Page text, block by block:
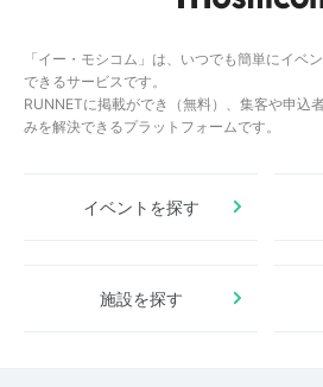
「イー・モシコム」は、いつでも簡単にイベ
できるサービスです。
RUNNETに掲載ができ（無料）、集客や申込
みを解決できるプラットフォームです。
イベントを探す
施設を探す